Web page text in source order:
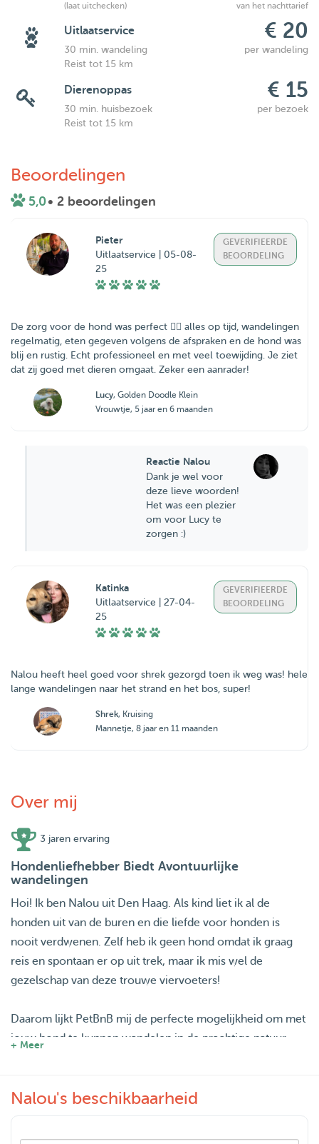
(laat uitchecken)
van het nachttarief
Uitlaatservice € 20
30 min. wandeling
per wandeling
Reist tot 15 km
Dierenoppas € 15
30 min. huisbezoek
per bezoek
Reist tot 15 km
Beoordelingen
5,0• 2 beoordelingen
Pieter
Uitlaatservice | 05-08-
25
GEVERIFIEERDE
BEOORDELING
De zorg voor de hond was perfect 👌🏻 alles op tijd, wandelingen
regelmatig, eten gegeven volgens de afspraken en de hond was
blij en rustig. Echt professioneel en met veel toewijding. Je ziet
dat zij goed met dieren omgaat. Zeker een aanrader!
Lucy, Golden Doodle Klein
Vrouwtje, 5 jaar en 6 maanden
Reactie Nalou
Dank je wel voor
deze lieve woorden!
Het was een plezier
om voor Lucy te
zorgen :)
Katinka
Uitlaatservice | 27-04-
25
GEVERIFIEERDE
BEOORDELING
Nalou heeft heel goed voor shrek gezorgd toen ik weg was! hele
lange wandelingen naar het strand en het bos, super!
Shrek, Kruising
Mannetje, 8 jaar en 11 maanden
Over mij
3 jaren ervaring
Hondenliefhebber Biedt Avontuurlijke
wandelingen
Hoi! Ik ben Nalou uit Den Haag. Als kind liet ik al de
honden uit van de buren en die liefde voor honden is
nooit verdwenen. Zelf heb ik geen hond omdat ik graag
reis en spontaan er op uit trek, maar ik mis wel de
gezelschap van deze trouwe viervoeters!
Daarom lijkt PetBnB mij de perfecte mogelijkheid om met
jouw hond te kunnen wandelen in de prachtige natuur
van honden.
+ Meer
Nalou's beschikbaarheid